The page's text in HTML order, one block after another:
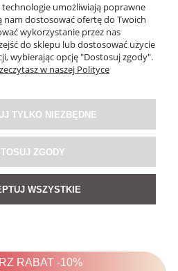
umożliwiają poprawne
nam dostosować ofertę do Twoich
wykorzystanie przez nas
do sklepu lub dostosować użycie
wybierając opcję "Dostosuj zgody".
w naszej Polityce
TYLKO NIEZBĘDNE
ZGODY
WSZYSTKIE